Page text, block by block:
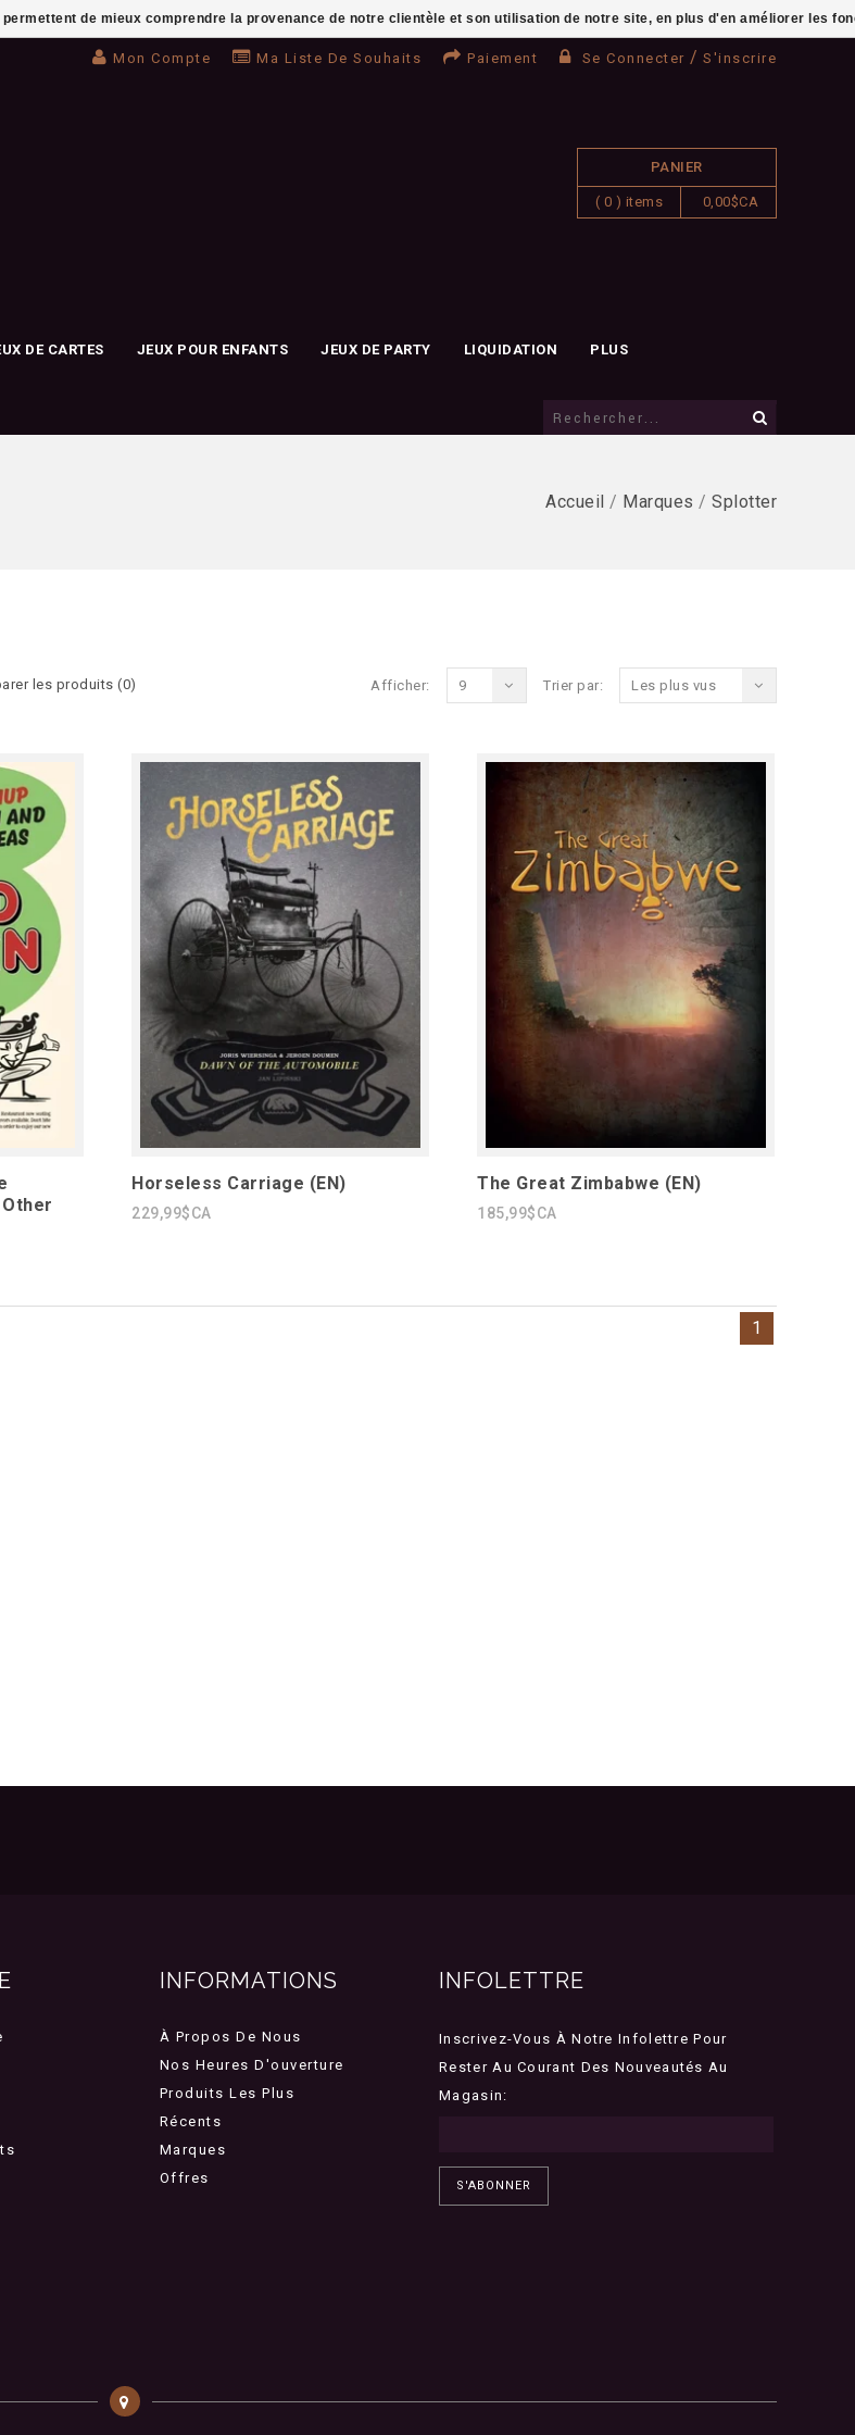
Mon Compte Ma Liste De Souhaits Paiement Se Connecter / S'inscrire
PANIER
( 0 ) items 0,00$CA
DE CARTES JEUX POUR ENFANTS JEUX DE PARTY LIQUIDATION PLUS
Accueil / Marques / Splotter
les produits (0) Trier par: Les plus vus
Afficher: 9
Horseless Carriage (EN)
229,99$CA
The Great Zimbabwe (EN)
185,99$CA
1
INFORMATIONS
À Propos De Nous
Nos Heures D'ouverture
Produits Les Plus
Récents
Marques
Offres
INFOLETTRE
Inscrivez-Vous À Notre Infolettre Pour
Rester Au Courant Des Nouveautés Au
Magasin:
S'ABONNER
de mieux comprendre la provenance de notre clientèle et son utilisation de notre site, en plus d'en améliorer les